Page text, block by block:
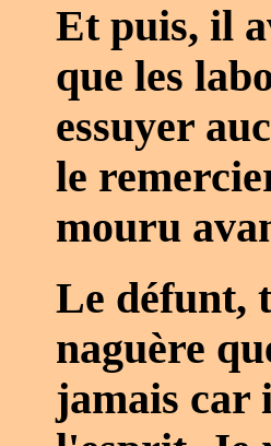
Et puis, il
que les
essuyer
le
mouru
Le défunt,
naguère
jamais car